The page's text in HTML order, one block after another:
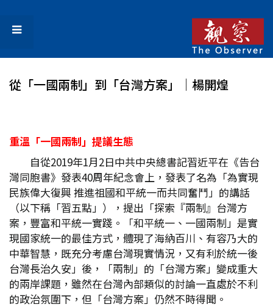
從「一國兩制」到「台灣方案」│楊開煌
重溫「一國兩制」提議生態
自從2019年1月2日中共中央總書記習近平在《告台
灣同胞書》發表40周年紀念會上，發表了名為「為實現
民族偉大復興 推進祖國和平統一而共同奮鬥」的講話
（以下稱「習五點」），提出「探索『兩制』台灣方
案，豐富和平統一實踐。「和平統一、一國兩制」是實
現國家統一的最佳方式，體現了海納百川、有容乃大的
中華智慧，既充分考慮台灣現實情況，又有利於統一後
台灣長治久安」後，「兩制」的「台灣方案」變成重大
的兩岸課題，雖然在台灣內部類似的討論一直處於不利
的政治氛圍下，但「台灣方案」仍然不時得聞。